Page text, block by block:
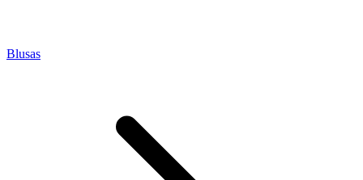
Blusas